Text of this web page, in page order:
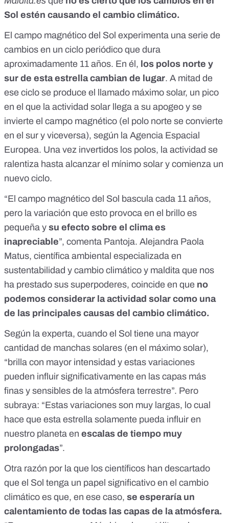
Sol estén causando el cambio climático.
El campo magnético del Sol experimenta una serie de
cambios en un ciclo periódico que dura
aproximadamente 11 años. En él, los polos norte y
sur de esta estrella cambian de lugar. A mitad de
ese ciclo se produce el llamado máximo solar, un pico
en el que la actividad solar llega a su apogeo y se
invierte el campo magnético (el polo norte se convierte
en el sur y viceversa), según la Agencia Espacial
Europea. Una vez invertidos los polos, la actividad se
ralentiza hasta alcanzar el mínimo solar y comienza un
nuevo ciclo.
“El campo magnético del Sol bascula cada 11 años,
pero la variación que esto provoca en el brillo es
pequeña y su efecto sobre el clima es
inapreciable”, comenta Pantoja. Alejandra Paola
Matus, científica ambiental especializada en
sustentabilidad y cambio climático y maldita que nos
ha prestado sus superpoderes, coincide en que no
podemos considerar la actividad solar como una
de las principales causas del cambio climático.
Según la experta, cuando el Sol tiene una mayor
cantidad de manchas solares (en el máximo solar),
“brilla con mayor intensidad y estas variaciones
pueden influir significativamente en las capas más
finas y sensibles de la atmósfera terrestre”. Pero
subraya: “Estas variaciones son muy largas, lo cual
hace que esta estrella solamente pueda influir en
nuestro planeta en escalas de tiempo muy
prolongadas”.
Otra razón por la que los científicos han descartado
que el Sol tenga un papel significativo en el cambio
climático es que, en ese caso, se esperaría un
calentamiento de todas las capas de la atmósfera.